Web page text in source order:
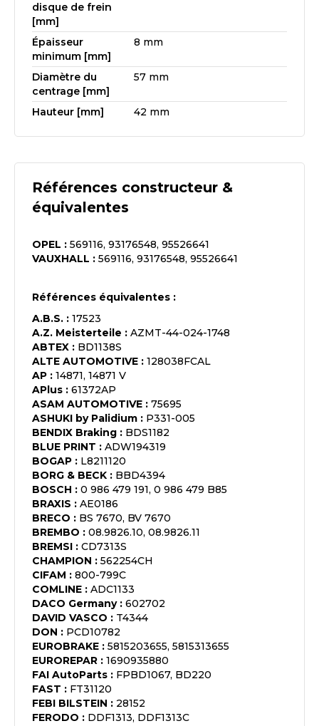
disque de frein
[mm]
Épaisseur
minimum [mm]
8 mm
Diamètre du
centrage [mm]
57 mm
Hauteur [mm] 42 mm
Références constructeur &
équivalentes
OPEL : 569116, 93176548, 95526641
VAUXHALL : 569116, 93176548, 95526641
Références équivalentes :
A.B.S. : 17523
A.Z. Meisterteile : AZMT-44-024-1748
ABTEX : BD1138S
ALTE AUTOMOTIVE : 128038FCAL
AP : 14871, 14871 V
APlus : 61372AP
ASAM AUTOMOTIVE : 75695
ASHUKI by Palidium : P331-005
BENDIX Braking : BDS1182
BLUE PRINT : ADW194319
BOGAP : L8211120
BORG & BECK : BBD4394
BOSCH : 0 986 479 191, 0 986 479 B85
BRAXIS : AE0186
BRECO : BS 7670, BV 7670
BREMBO : 08.9826.10, 08.9826.11
BREMSI : CD7313S
CHAMPION : 562254CH
CIFAM : 800-799C
COMLINE : ADC1133
DACO Germany: 602702
DAVID VASCO : T4344
DON : PCD10782
EUROBRAKE : 5815203655, 5815313655
EUROREPAR : 1690935880
FAI AutoParts : FPBD1067, BD220
FAST : FT31120
FEBI BILSTEIN : 28152
FERODO : DDF1313, DDF1313C